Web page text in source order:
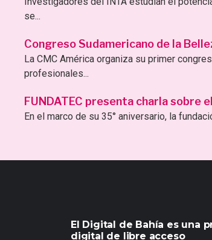
se...
Congreso Sudamericano de la
La CMC América organiza su primer
profesionales...
FUNDATEC presenta charla sobre
En el marco de su 35° aniversario, la
El Digital de Bahía es una
digital de libre acceso